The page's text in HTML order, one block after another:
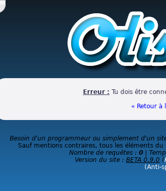
Erreur : Tu dois être
« Retour à
Besoin d'un programmeur ou simplement d'un
Sauf mentions contraires, tous les éléments du
Nombre de requêtes : 0|
Version du site : BETA 0.9.0 (
(Anti-